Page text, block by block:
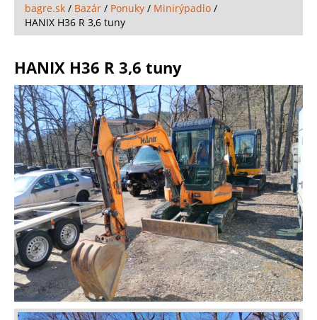
bagre.sk / Bazár / Ponuky / Minirýpadlo /
HANIX H36 R 3,6 tuny
HANIX H36 R 3,6 tuny